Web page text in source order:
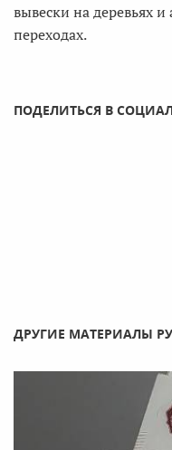
вывески на деревьях
переходах.
ПОДЕЛИТЬСЯ В
ДРУГИЕ МАТЕРИАЛЫ